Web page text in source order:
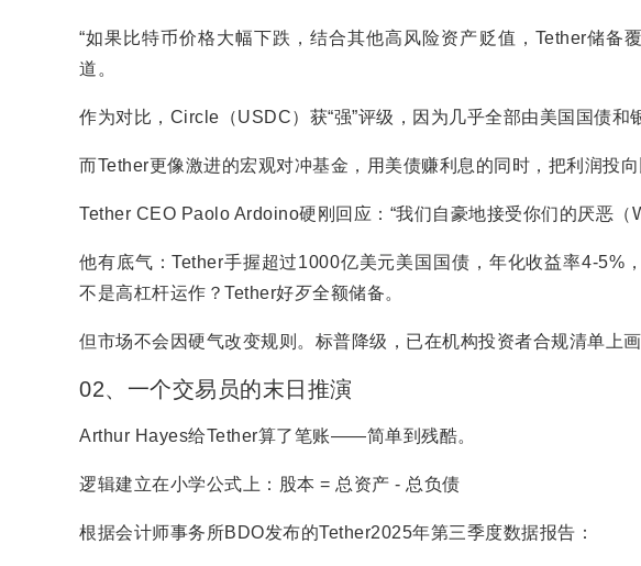
“如果比特币价格大幅下跌，结合其他高风险资产贬值，Tether储备
道。
作为对比，Circle（USDC）获“强”评级，因为几乎全部由美国国债和
而Tether更像激进的宏观对冲基金，用美债赚利息的同时，把利润投
Tether CEO Paolo Ardoino硬刚回应：“我们自豪地接受你们的厌恶（
他有底气：Tether手握超过1000亿美元美国国债，年化收益率4-5%
不是高杠杆运作？Tether好歹全额储备。
但市场不会因硬气改变规则。标普降级，已在机构投资者合规清单上画
02、一个交易员的末日推演
Arthur Hayes给Tether算了笔账——简单到残酷。
逻辑建立在小学公式上：股本 = 总资产 - 总负债
根据会计师事务所BDO发布的Tether2025年第三季度数据报告：